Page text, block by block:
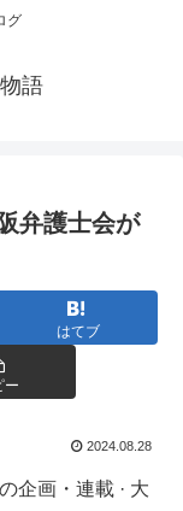
グ
語
弁護士会が
はてブ
ー
2024.08.28
企画・連載 · 大